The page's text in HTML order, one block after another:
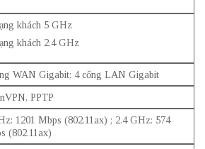
khách 5 GHz
khách 2.4 GHz
WAN Gigabit; 4 cổng LAN Gigabit
PPTP
1201 Mbps (802.11ax) ; 2.4 GHz: 574
(802.11ax)